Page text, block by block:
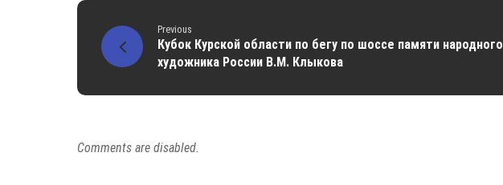
Previous
Кубок Курской области по бегу по шоссе памяти народного
художника России В.М. Клыкова
Comments are disabled.